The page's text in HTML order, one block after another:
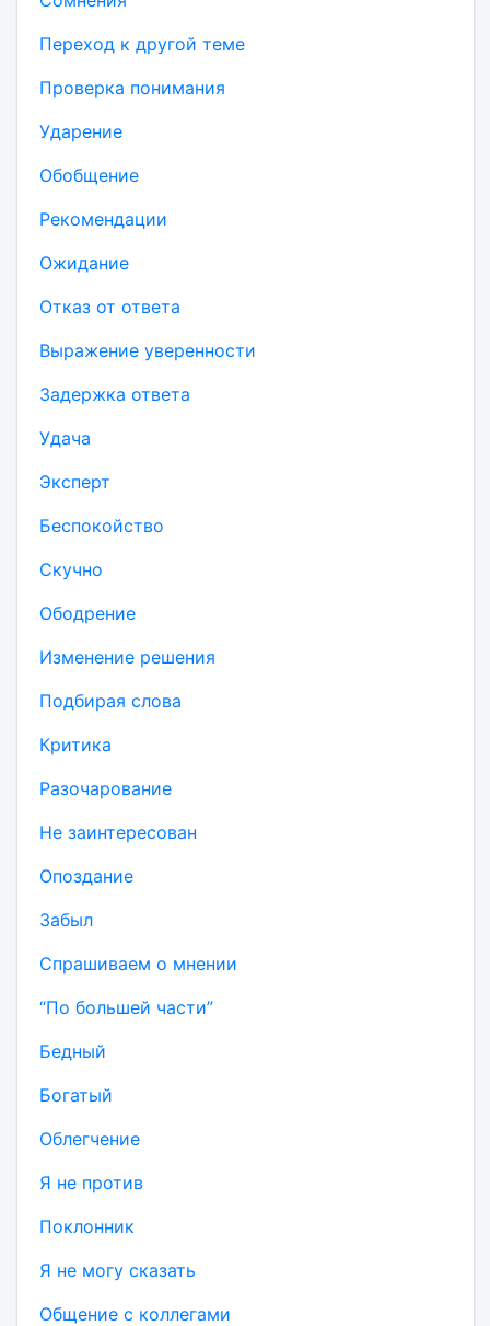
Переход к другой теме
Проверка понимания
Ударение
Обобщение
Рекомендации
Ожидание
Отказ от ответа
Выражение уверенности
Задержка ответа
Удача
Эксперт
Беспокойство
Скучно
Ободрение
Изменение решения
Подбирая слова
Критика
Разочарование
Не заинтересован
Опоздание
Забыл
Спрашиваем о мнении
“По большей части”
Бедный
Богатый
Облегчение
Я не против
Поклонник
Я не могу сказать
Общение с коллегами